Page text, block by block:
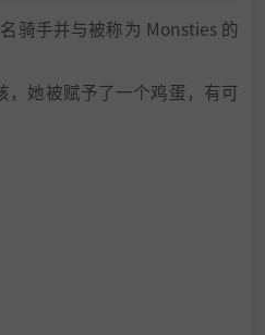
骑手并与被称为 Monsties 的
，她被赋予了一个鸡蛋，有可